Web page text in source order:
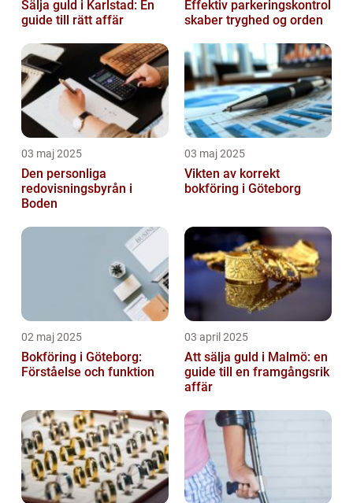
Sälja guld i Karlstad: En
guide till rätt affär
Effektiv parkeringskontrol
skaber tryghed og orden
03 maj 2025
Den personliga
redovisningsbyrån i
Boden
03 maj 2025
Vikten av korrekt
bokföring i Göteborg
02 maj 2025
Bokföring i Göteborg:
Förståelse och funktion
03 april 2025
Att sälja guld i Malmö: en
guide till en framgångsrik
affär